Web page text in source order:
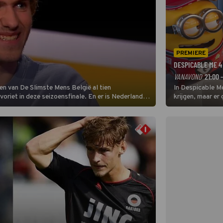
van De Slimste Mens België al tien
in deze seizoensfinale. En er is Nederlandse
neemt plaats aan de jurytafel.
PREMIERE
DESPICABLE ME 4
VANAVOND 21:00
In Despicable
krijgen, maar er